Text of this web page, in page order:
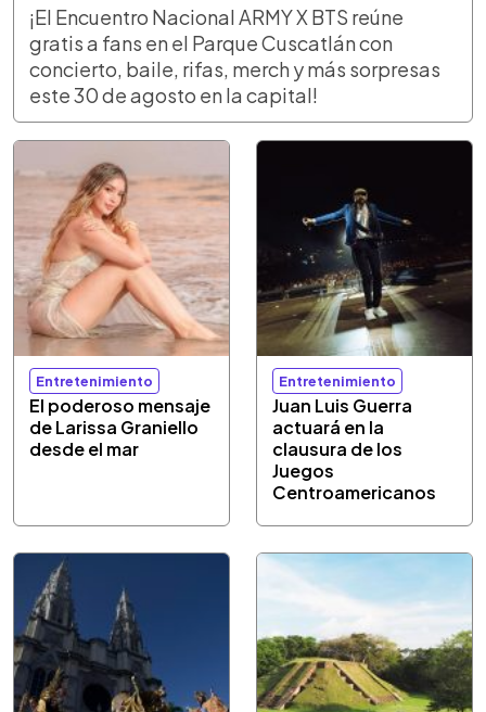
¡El Encuentro Nacional ARMY X BTS reúne
gratis a fans en el Parque Cuscatlán con
concierto, baile, rifas, merch y más sorpresas
este 30 de agosto en la capital!
Entretenimiento
El poderoso mensaje
de Larissa Graniello
desde el mar
Entretenimiento
Juan Luis Guerra
actuará en la
clausura de los
Juegos
Centroamericanos